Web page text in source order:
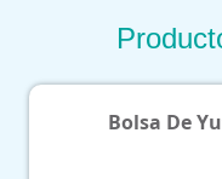
Bolsa De